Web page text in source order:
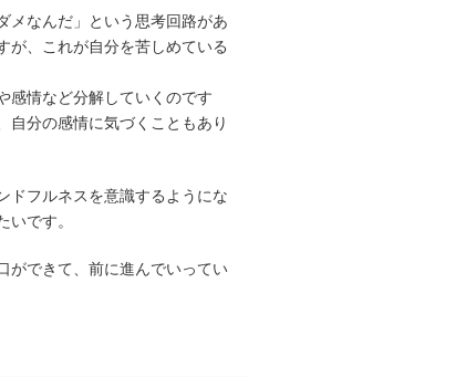
メなんだ」という思考回路があ
が、これが自分を苦しめている
感情など分解していくのです
自分の感情に気づくこともあり
ドフルネスを意識するようにな
です。
ができて、前に進んでいってい